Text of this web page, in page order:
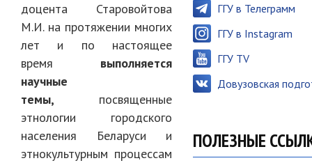
доцента Старовойтова
М.И. на протяжении многих
лет и по настоящее
время выполняется
научные
темы, посвященные
этнологии городского
населения Беларуси и
этнокультурным процессам
ГГУ в Телеграмм
ГГУ в Instagram
ГГУ TV
Довузовская
ПОЛЕЗНЫЕ